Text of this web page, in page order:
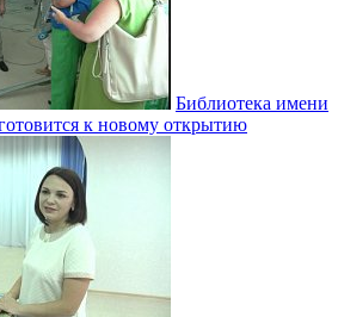
Библиотека имени
к новому открытию